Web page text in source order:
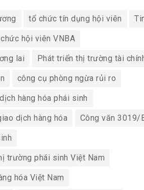
tổ chức tín dụng hội viên
hội viên VNBA
lai Phát triển thị trường tài
công cụ phòng ngừa rủi ro
hàng hóa phái sinh
dịch hàng hóa Công văn 3019/
trường phái sinh Việt Nam
hóa Việt Nam